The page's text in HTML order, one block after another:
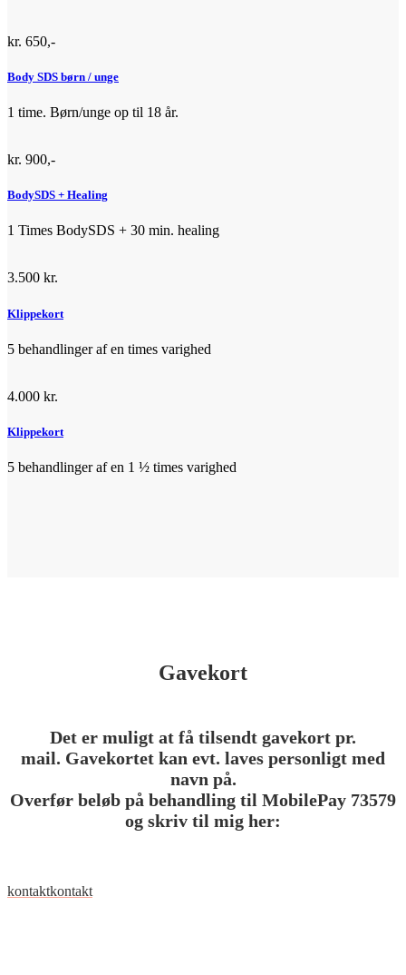
kr. 650,-
Body SDS børn / unge
1 time. Børn/unge op til 18 år.
kr. 900,-
BodySDS + Healing
1 Times BodySDS + 30 min. healing
3.500 kr.
Klippekort
5 behandlinger af en times varighed
4.000 kr.
Klippekort
5 behandlinger af en 1 ½ times varighed
Gavekort
Det er muligt at få tilsendt gavekort pr.
mail. Gavekortet kan evt. laves personligt med
navn på.
Overfør beløb på behandling til MobilePay 73579
og skriv til mig her:
kontaktkontakt